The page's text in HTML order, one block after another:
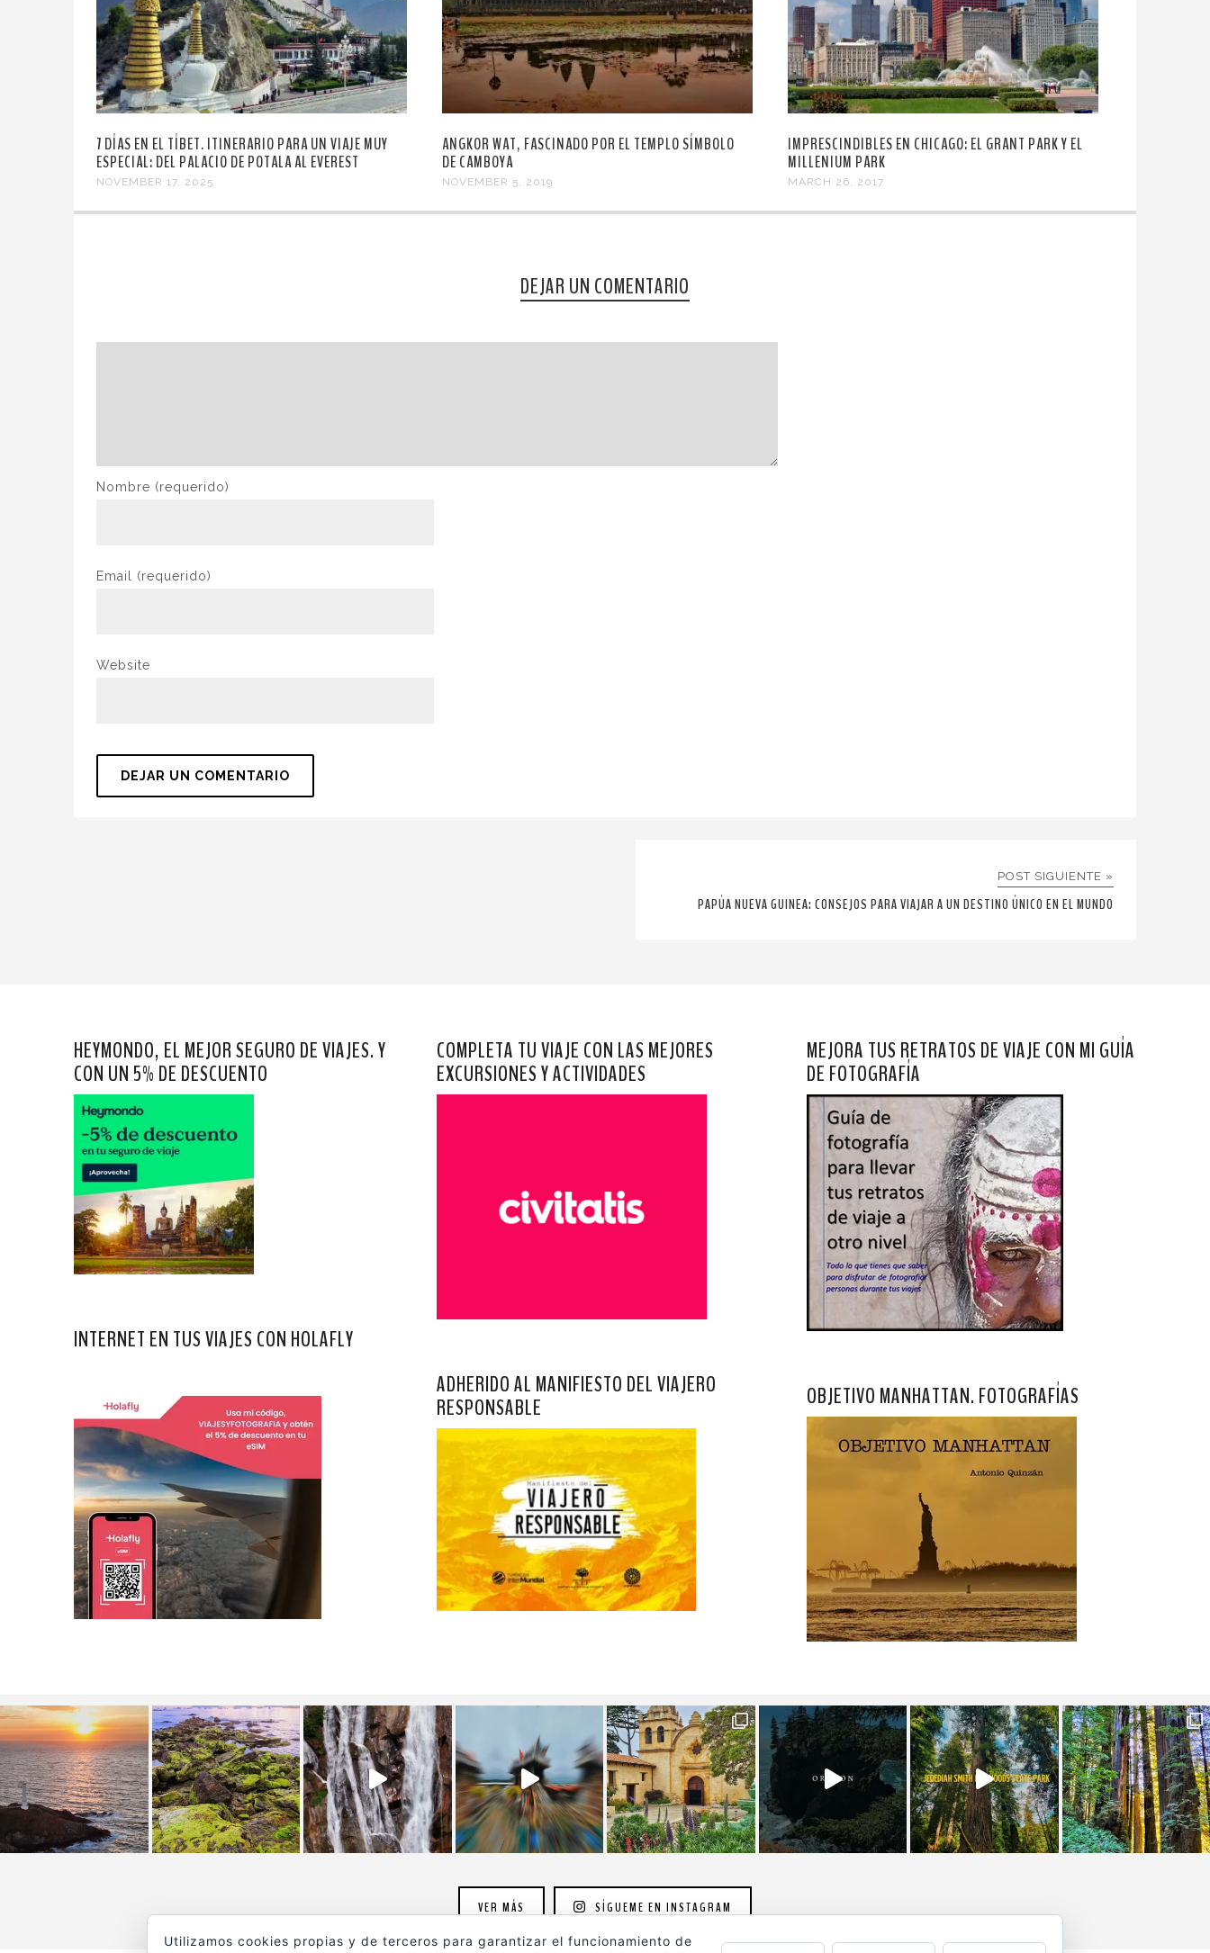
7 DÍAS EN EL TÍBET. ITINERARIO PARA UN VIAJE MUY
ESPECIAL: DEL PALACIO DE POTALA AL EVEREST
NOVEMBER 17, 2025
ANGKOR WAT, FASCINADO POR EL TEMPLO SÍMBOLO
DE CAMBOYA
NOVEMBER 5, 2019
IMPRESCINDIBLES EN CHICAGO: EL GRANT PARK Y EL
MILLENIUM PARK
MARCH 26, 2017
DEJAR UN COMENTARIO
Nombre (requerido)
Email (requerido)
Website
POST SIGUIENTE »
PAPÚA NUEVA GUINEA: CONSEJOS PARA VIAJAR A UN DESTINO ÚNICO EN EL MUNDO
HEYMONDO, EL MEJOR SEGURO DE VIAJES. Y
CON UN 5% DE DESCUENTO
INTERNET EN TUS VIAJES CON HOLAFLY
COMPLETA TU VIAJE CON LAS MEJORES
EXCURSIONES Y ACTIVIDADES
ADHERIDO AL MANIFIESTO DEL VIAJERO
RESPONSABLE
MEJORA TUS RETRATOS DE VIAJE CON MI GUÍA
DE FOTOGRAFÍA
OBJETIVO MANHATTAN. FOTOGRAFÍAS
VER MÁS SÍGUEME EN INSTAGRAM
Utilizamos cookies propias y de terceros para garantizar el funcionamiento de